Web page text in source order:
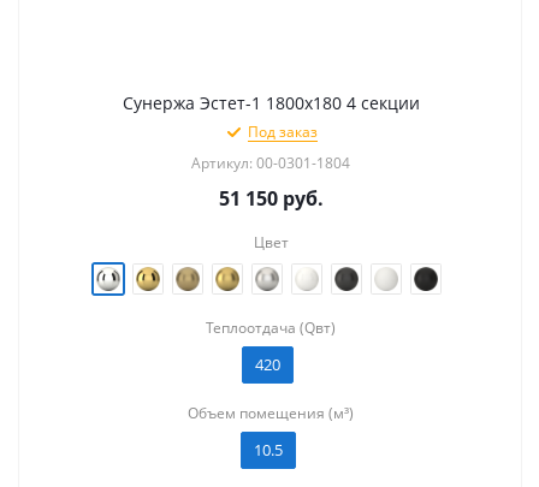
Сунержа Эстет-1 1800х180 4 секции
Под заказ
Артикул: 00-0301-1804
51 150руб.
Цвет
Теплоотдача (Qвт)
420
Объем помещения (м³)
10.5